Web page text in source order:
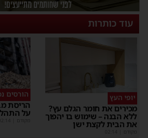
עוד כותרות
יופי העץ
מכירים את חומר הגלם עץ?
ללא הבנה – שימוש בו יהפוך
את הבית לקצת ישן
מקודם
הורסים
הריסת
על
מקודם